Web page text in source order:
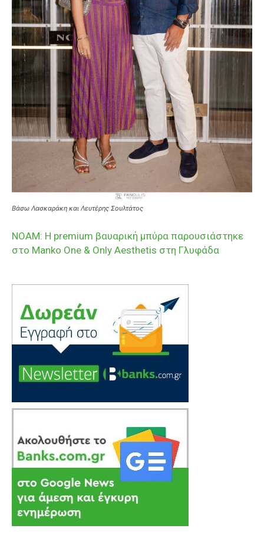
Βάσω Λασκαράκη και Λευτέρης Σουλτάτος
ΝΟΑΜ: Η premium βαυαρική μπύρα παρουσιάστηκε
στο Manko One & Only Aesthetis στη Γλυφάδα